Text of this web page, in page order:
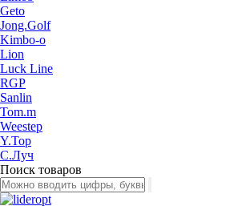
Geto
Jong.Golf
Kimbo-o
Lion
Luck Line
RGP
Sanlin
Tom.m
Weestep
Y.Top
С.Луч
Поиск товаров